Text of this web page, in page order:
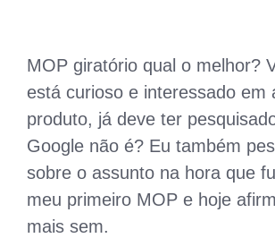
MOP giratório qual o melhor?
está curioso e interessado em
produto, já deve ter
Google não é? Eu também
sobre o assunto na hora que
meu primeiro MOP e hoje
mais sem.